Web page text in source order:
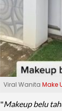
Viral Wanita Make
"Makeup belu